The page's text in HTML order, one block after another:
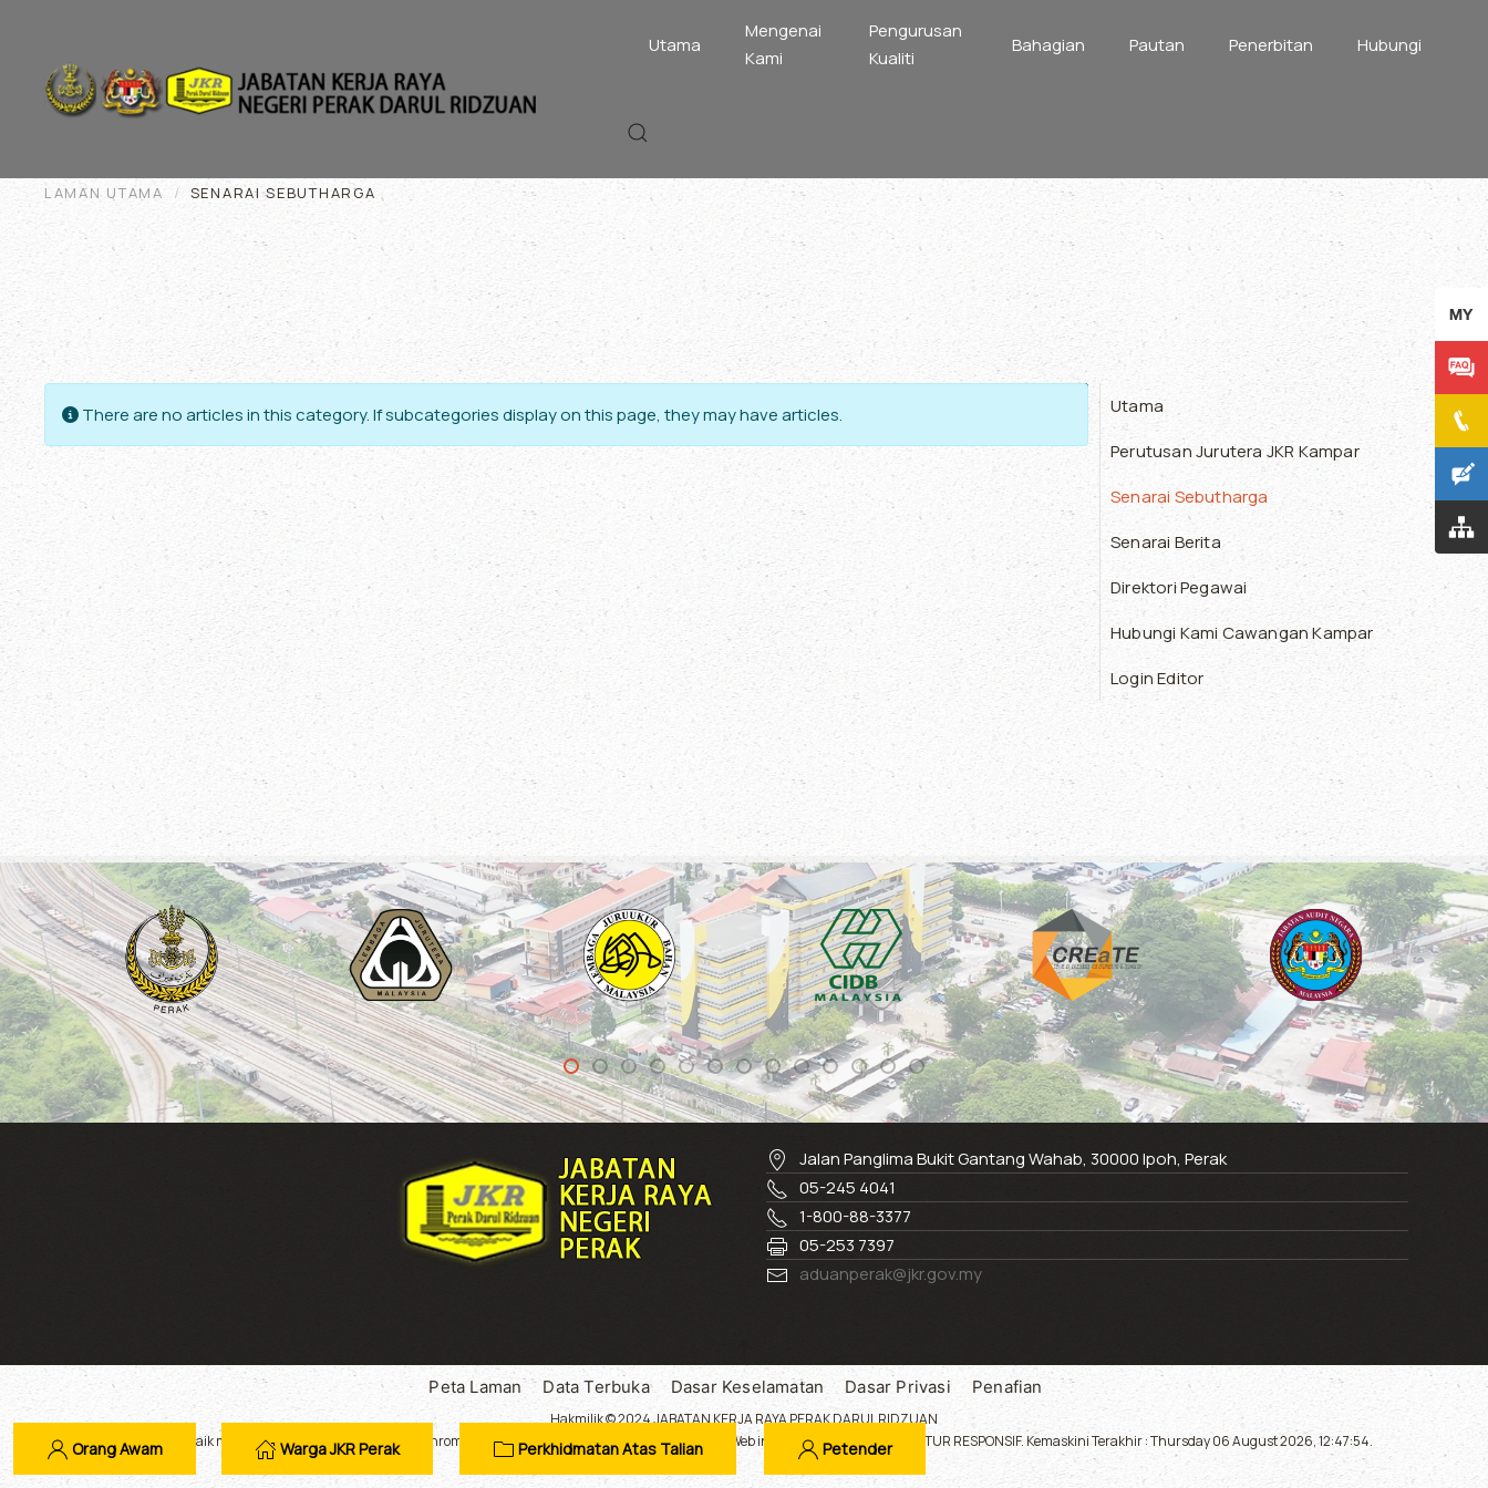
Utama
Mengenai
Kami
Pengurusan
Kualiti
Bahagian Pautan Penerbitan Hubungi
LAMAN UTAMA SENARAI SEBUTHARGA
Display #
Info
There are no articles in this category. If subcategories display on this page, they may have articles.
Utama
Perutusan Jurutera JKR Kampar
Senarai Sebutharga
Senarai Berita
Direktori Pegawai
Hubungi Kami Cawangan Kampar
Login Editor
Orang Awam Warga JKR Perak Perkhidmatan Atas Talian Petender
Jalan Panglima Bukit Gantang Wahab, 30000 Ipoh, Perak
05-245 4041
1-800-88-3377
05-253 7397
aduanperak@jkr.gov.my
Peta Laman Data Terbuka Dasar Keselamatan Dasar Privasi Penafian
Hakmilik © 2024 JABATAN KERJA RAYA PERAK DARUL RIDZUAN
Paparan terbaik melalui Mozilla Firefox dan Google Chrome dengan resolusi 1024 x 768 ke atas.Laman Web ini menggunakan SUSUN ATUR RESPONSIF. Kemaskini Terakhir : Thursday 06 August 2026, 12:47:54.